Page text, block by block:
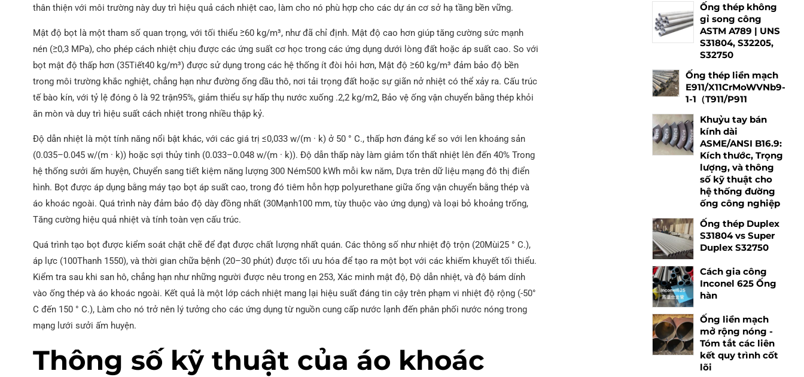
thân thiện với môi trường này duy trì hiệu quả cách nhiệt cao, làm cho nó phù hợp cho các dự án cơ sở hạ tầng bền vững.
Mật độ bọt là một tham số quan trọng, với tối thiểu ≥60 kg/m³, như đã chỉ định. Mật độ cao hơn giúp tăng cường sức mạnh
nén (≥0,3 MPa), cho phép cách nhiệt chịu được các ứng suất cơ học trong các ứng dụng dưới lòng đất hoặc áp suất cao. So với
bọt mật độ thấp hơn (35Tiết40 kg/m³) được sử dụng trong các hệ thống ít đòi hỏi hơn, Mật độ ≥60 kg/m³ đảm bảo độ bền
trong môi trường khắc nghiệt, chẳng hạn như đường ống dầu thô, nơi tải trọng đất hoặc sự giãn nở nhiệt có thể xảy ra. Cấu trúc
tế bào kín, với tỷ lệ đóng ô là 92 trận95%, giảm thiểu sự hấp thụ nước xuống .2,2 kg/m2, Bảo vệ ống vận chuyển bằng thép khỏi
ăn mòn và duy trì hiệu suất cách nhiệt trong nhiều thập kỷ.
Độ dẫn nhiệt là một tính năng nổi bật khác, với các giá trị ≤0,033 w/(m · k) ở 50 ° C., thấp hơn đáng kể so với len khoáng sản
(0.035–0.045 w/(m · k)) hoặc sợi thủy tinh (0.033–0.048 w/(m · k)). Độ dẫn thấp này làm giảm tổn thất nhiệt lên đến 40% Trong
hệ thống sưởi ấm huyện, Chuyển sang tiết kiệm năng lượng 300 Ném500 kWh mỗi kw năm, Dựa trên dữ liệu mạng đô thị điển
hình. Bọt được áp dụng bằng máy tạo bọt áp suất cao, trong đó tiêm hỗn hợp polyurethane giữa ống vận chuyển bằng thép và
áo khoác ngoài. Quá trình này đảm bảo độ dày đồng nhất (30Mạnh100 mm, tùy thuộc vào ứng dụng) và loại bỏ khoảng trống,
Tăng cường hiệu quả nhiệt và tính toàn vẹn cấu trúc.
Quá trình tạo bọt được kiểm soát chặt chẽ để đạt được chất lượng nhất quán. Các thông số như nhiệt độ trộn (20Mùi25 ° C.),
áp lực (100Thanh 1550), và thời gian chữa bệnh (20–30 phút) được tối ưu hóa để tạo ra một bọt với các khiếm khuyết tối thiểu.
Kiểm tra sau khi san hô, chẳng hạn như những người được nêu trong en 253, Xác minh mật độ, Độ dẫn nhiệt, và độ bám dính
vào ống thép và áo khoác ngoài. Kết quả là một lớp cách nhiệt mang lại hiệu suất đáng tin cậy trên phạm vi nhiệt độ rộng (-50°
C đến 150 ° C.), Làm cho nó trở nên lý tưởng cho các ứng dụng từ nguồn cung cấp nước lạnh đến phân phối nước nóng trong
mạng lưới sưởi ấm huyện.
Thông số kỹ thuật của áo khoác
Ống thép không
gỉ song công
ASTM A789 | UNS
S31804, S32205,
S32750
Ống thép liền mạch
E911/X11CrMoWVNb9-
1-1（T911/P911
Khuỷu tay bán
kính dài
ASME/ANSI B16.9:
Kích thước, Trọng
lượng, và thông
số kỹ thuật cho
hệ thống đường
ống công nghiệp
Ống thép Duplex
S31804 vs Super
Duplex S32750
Cách gia công
Inconel 625 Ống
hàn
Ống liền mạch
mở rộng nóng -
Tóm tắt các liên
kết quy trình cốt
lõi